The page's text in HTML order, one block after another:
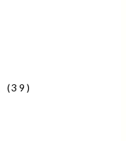
(39)